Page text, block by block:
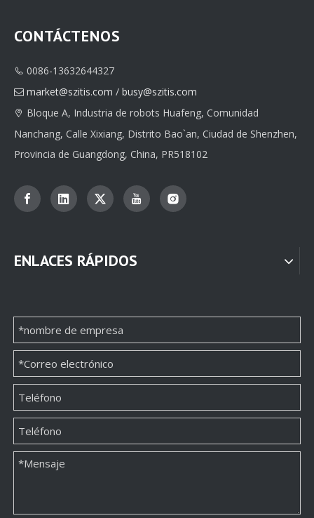
CONTÁCTENOS
 0086-13632644327
 market@szitis.com / busy@szitis.com
 Bloque A, Industria de robots Huafeng, Comunidad
Nanchang, Calle Xixiang, Distrito Bao`an, Ciudad de Shenzhen,
Provincia de Guangdong, China, PR518102
ENLACES RÁPIDOS